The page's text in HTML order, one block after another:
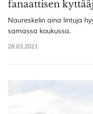
fanaattisen
Naureskelin aina lintuja
samassa koukussa.
28.03.2021